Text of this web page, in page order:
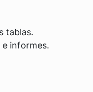
tablas.
informes.